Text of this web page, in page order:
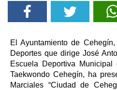
El Ayuntamiento de
Deportes que dirige José
Escuela Deportiva
Taekwondo Cehegín, ha
Marciales “Ciudad de